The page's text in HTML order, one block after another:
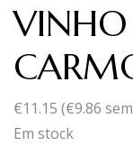
€11.15 (€9.86
Em stock